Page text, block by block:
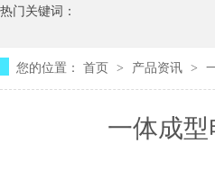
热门关键词：
您的位置： 首页 > 产品资讯 >
一体成